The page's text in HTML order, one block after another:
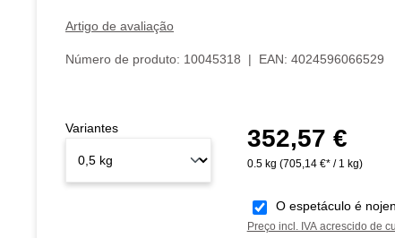
Artigo de avaliação
Número de produto: 10045318 | EAN: 4024596066529
Preço normal:
352,57 €
0.5 kg (705,14 €* / 1 kg)
O espetáculo é
Preço incl. IVA acrescido de
Variantes